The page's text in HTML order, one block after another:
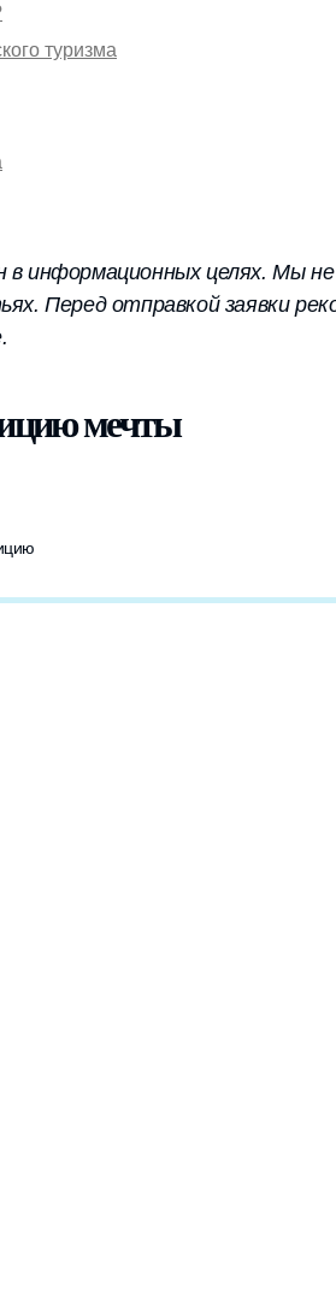
туризма
информационных целях. Мы
Перед отправкой заявки
мечты